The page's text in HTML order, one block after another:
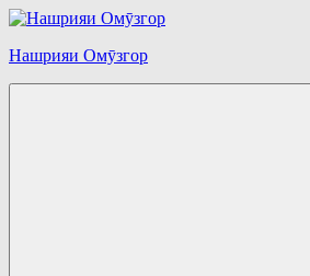
Перейти
содержимому
Нашрияи Омӯзгор